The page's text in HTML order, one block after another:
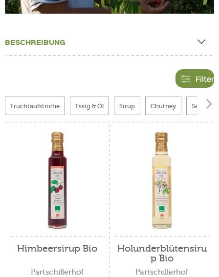
BESCHREIBUNG
Filter
Fruchtaufstriche Essig & Öl Sirup Chutney Senf &

Himbeersirup Bio
Partschillerhof
Holunderblütensiru
p Bio
Partschillerhof